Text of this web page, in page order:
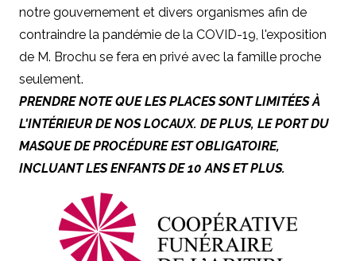
notre gouvernement et divers organismes afin de
contraindre la pandémie de la COVID-19, l'exposition
de M. Brochu se fera en privé avec la famille proche
seulement.
PRENDRE NOTE QUE LES PLACES SONT LIMITÉES À
L'INTÉRIEUR DE NOS LOCAUX. DE PLUS, LE PORT DU
MASQUE DE PROCÉDURE EST OBLIGATOIRE,
INCLUANT LES ENFANTS DE 10 ANS ET PLUS.